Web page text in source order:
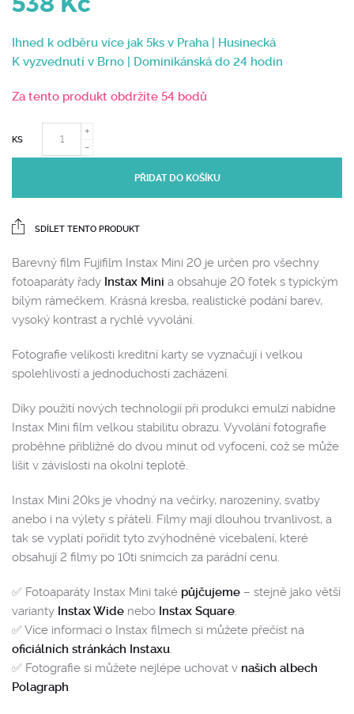
Ihned k odběru více jak 5ks v Praha | Husinecká
K vyzvednutí v Brno | Dominikánská do 24 hodin
Za tento produkt obdržíte 54 bodů
KS
PŘIDAT DO KOŠÍKU
SDÍLET TENTO PRODUKT
Barevný film Fujifilm Instax Mini 20 je určen pro všechny
fotoaparáty řady Instax Mini a obsahuje 20 fotek s typickým
bílým rámečkem. Krásná kresba, realistické podání barev,
vysoký kontrast a rychlé vyvolání.
Fotografie velikosti kreditní karty se vyznačují i velkou
spolehlivostí a jednoduchostí zacházení.
Díky použití nových technologií při produkci emulzí nabídne
Instax Mini film velkou stabilitu obrazu. Vyvolání fotografie
proběhne přibližně do dvou minut od vyfocení, což se může
lišit v závislosti na okolní teplotě.
Instax Mini 20ks je vhodný na večírky, narozeniny, svatby
anebo i na výlety s přáteli. Filmy mají dlouhou trvanlivost, a
tak se vyplatí pořídit tyto zvýhodněné vícebalení, které
obsahují 2 filmy po 10ti snímcích za parádní cenu.
✅ Fotoaparáty Instax Mini také půjčujeme – stejně jako větší
varianty Instax Wide nebo Instax Square.
✅ Více informací o Instax filmech si můžete přečíst na
oficiálních stránkách Instaxu.
✅ Fotografie si můžete nejlépe uchovat v našich albech
Polagraph